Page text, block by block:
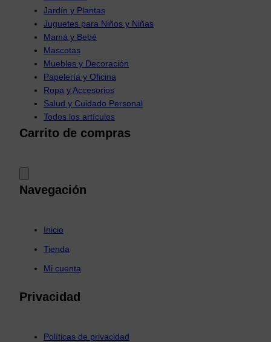
Jardín y Plantas
Juguetes para Niños y Niñas
Mamá y Bebé
Mascotas
Muebles y Decoración
Papelería y Oficina
Ropa y Accesorios
Salud y Cuidado Personal
Todos los artículos
Carrito de compras
Navegación
Inicio
Tienda
Mi cuenta
Privacidad
Políticas de privacidad